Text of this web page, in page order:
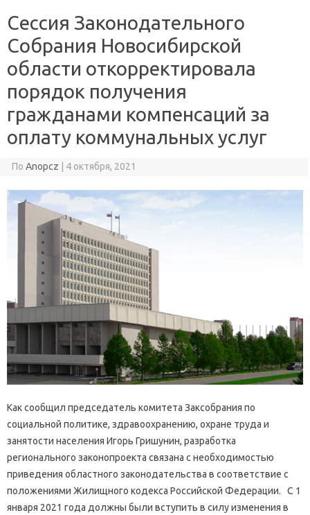
Сессия Законодательного
Собрания Новосибирской
области откорректировала
порядок получения
гражданами компенсаций за
оплату коммунальных услуг
По Anopcz 4 октября, 2021
Как сообщил председатель комитета Заксобрания по
социальной политике, здравоохранению, охране труда и
занятости населения Игорь Гришунин, разработка
регионального законопроекта связана с необходимостью
приведения областного законодательства в соответствие с
положениями Жилищного кодекса Российской Федерации. С 1
января 2021 года должны были вступить в силу изменения в